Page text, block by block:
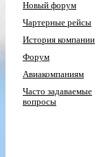
Новый форум
Чартерные рейсы
История компании
Форум
Авиакомпаниям
Часто задаваемые
вопросы